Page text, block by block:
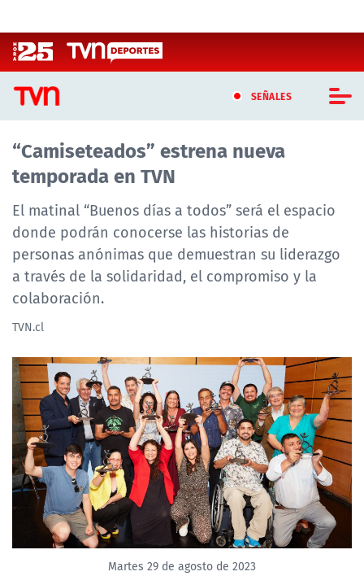
SEÑALES
CASTING MASTERCHEF CHILE
CASTING TVN VERTICAL
TVN VERTICAL
TVN PLAY
PROGRAMAS
NTV
ACTUALIDAD Y TENDENCIAS
CORPORATIVO Y TRANSPARENCIA
CANAL DE DENUNCIAS
ÁREA DE PROYECTOS
“Camiseteados” estrena nueva
temporada en TVN
El matinal “Buenos días a todos” será el espacio
donde podrán conocerse las historias de
personas anónimas que demuestran su liderazgo
a través de la solidaridad, el compromiso y la
colaboración.
TVN.cl
Martes 29 de agosto de 2023